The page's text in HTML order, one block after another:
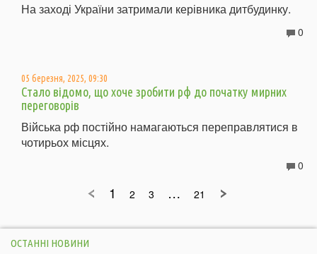
На заході України затримали керівника дитбудинку.
0
05 березня, 2025, 09:30
Стало відомо, що хоче зробити рф до початку мирних
переговорів
Війська рф постійно намагаються переправлятися в
чотирьох місцях.
0
1 2 3 … 21
ОСТАННІ НОВИНИ